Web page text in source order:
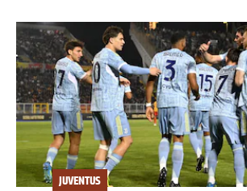
JUVENTUS